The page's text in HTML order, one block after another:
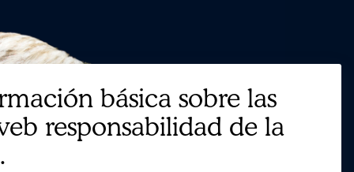
básica sobre las
responsabilidad de la